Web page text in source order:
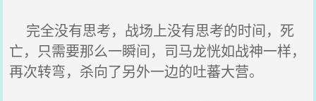
完全没有思考，战场上没有思考的时间，死
亡，只需要那么一瞬间，司马龙恍如战神一样，
再次转弯，杀向了另外一边的吐蕃大营。